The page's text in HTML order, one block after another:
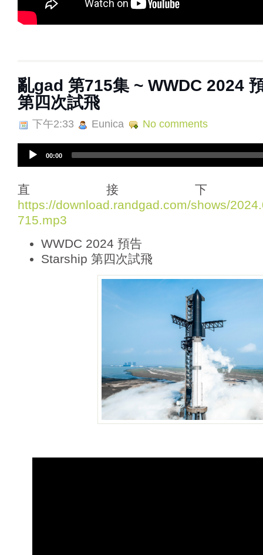
亂‌‌‌gad‌‌‌ ‌‌‌‌‌第‌‌‌715集 ~ WWDC 2024
第四次試飛
下午2:33 Eunica No comments
i
o
P
l
00:00
直接
https://download.randgad.com/shows/
715.mp3
WWDC 2024 預告
Starship 第四次試飛